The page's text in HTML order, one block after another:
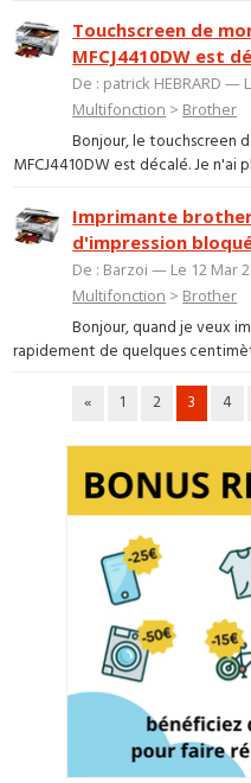
Touchscreen de
MFCJ4410DW est
De : patrick HEBRARD —
Multifonction > Brother
Bonjour, le touchscreen
MFCJ4410DW est décalé. Je n'ai
Imprimante
d'impression
De : Barzoi — Le 12 Mar
Multifonction > Brother
Bonjour, quand je veux
rapidement de quelques
« 1 2 3 4